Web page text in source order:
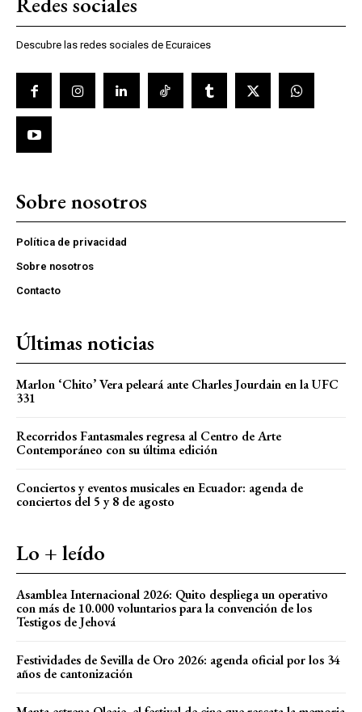
Descubre las redes sociales de Ecuraices
Sobre nosotros
Política de privacidad
Sobre nosotros
Contacto
Últimas noticias
Marlon ‘Chito’ Vera peleará ante Charles Jourdain en la UFC
331
Recorridos Fantasmales regresa al Centro de Arte
Contemporáneo con su última edición
Conciertos y eventos musicales en Ecuador: agenda de
conciertos del 5 y 8 de agosto
Lo + leído
Asamblea Internacional 2026: Quito despliega un operativo
con más de 10.000 voluntarios para la convención de los
Testigos de Jehová
Festividades de Sevilla de Oro 2026: agenda oficial por los 34
años de cantonización